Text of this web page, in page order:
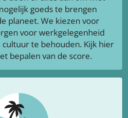
goeds te brengen
planeet. We kiezen voor
voor werkgelegenheid
te behouden. Kijk hier
bepalen van de score.